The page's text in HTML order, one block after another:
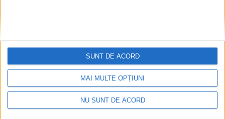
MAI MULTE OPȚIUNI
NU SUNT DE ACORD
SUNT DE ACORD